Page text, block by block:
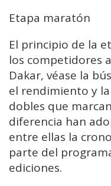
Etapa maratón
El principio de la
los competidores
Dakar, véase la
el rendimiento y
dobles que
diferencia han
entre ellas la
parte del
ediciones.